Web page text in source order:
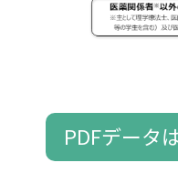
PDFデータ